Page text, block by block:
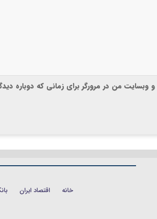
و وبسایت من در مرورگر برای زمانی که دوباره
خانه اقتصاد ایران